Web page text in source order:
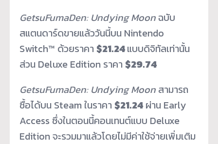
GetsuFumaDen: Undying Moon ฉบับ
สแตนดาร์ดขายแล้ววันนี้บน Nintendo
Switch™ ด้วยราคา $21.24แบบดิจิทัลเท่านั้น
ส่วน Deluxe Edition ราคา $29.74
GetsuFumaDen: Undying Moon สามารถ
ซื้อได้บน Steam ในราคา $21.24 ผ่าน Early
Access ซึ่งในตอนนี้คอนเทนต์แบบ Deluxe
Edition จะรวมมาแล้วโดยไม่มีค่าใช้จ่ายเพิ่มเติม